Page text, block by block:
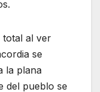
total al ver
se
la plana
del pueblo se